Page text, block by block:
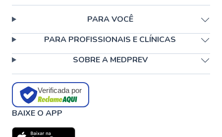
PARA VOCÊ
PARA PROFISSIONAIS E CLÍNICAS
SOBRE A MEDPREV
Verificada por
BAIXE O APP